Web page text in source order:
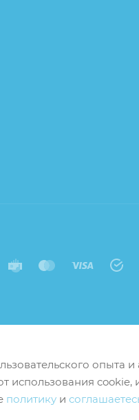
опыта
использования
политику и